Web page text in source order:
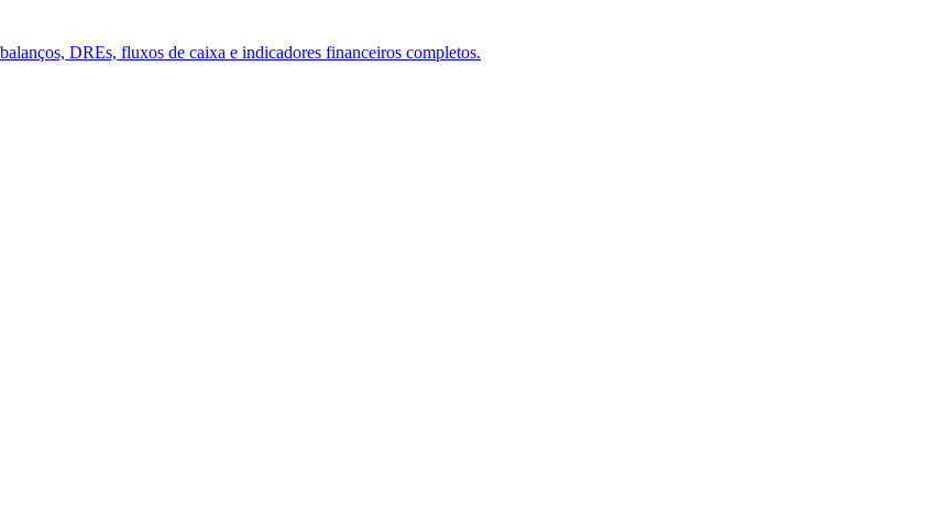
DREs, fluxos de caixa e indicadores financeiros completos.